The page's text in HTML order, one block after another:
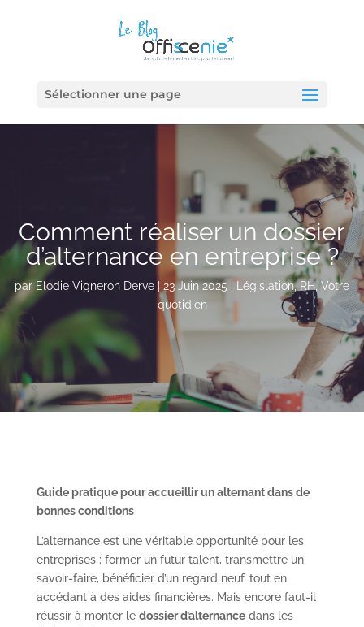
Sélectionner une page
Comment réaliser un dossier
d’alternance en entreprise ?
par Elodie Vigneron Derve 23 Juin 2025 |Législation, RH, Votre
quotidien
Guide pratique pour accueillir un alternant dans de
bonnes conditions
L’alternance est une véritable opportunité pour les
entreprises : former un futur talent, transmettre un
savoir-faire, bénéficier d’un regard neuf, tout en
accédant à des aides financières. Mais encore faut-il
réussir à monter le dossier d’alternancedans les